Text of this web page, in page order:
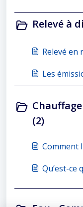
Relevé à
Relevé en
Les
(2)
Comment
Qu’est-ce